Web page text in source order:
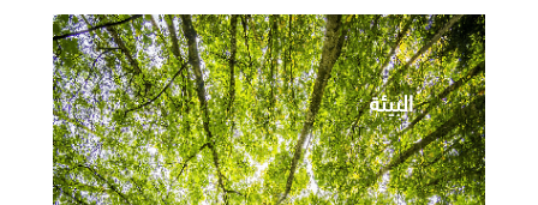
البيئة